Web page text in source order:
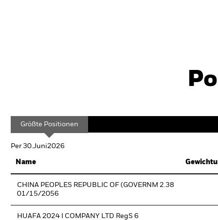
Größte Positionen
Per 30.Juni2026
Name
CHINA PEOPLES REPUBLIC OF (GOVERNM 2.38
01/15/2056
HUAFA 2024 I COMPANY LTD RegS 6